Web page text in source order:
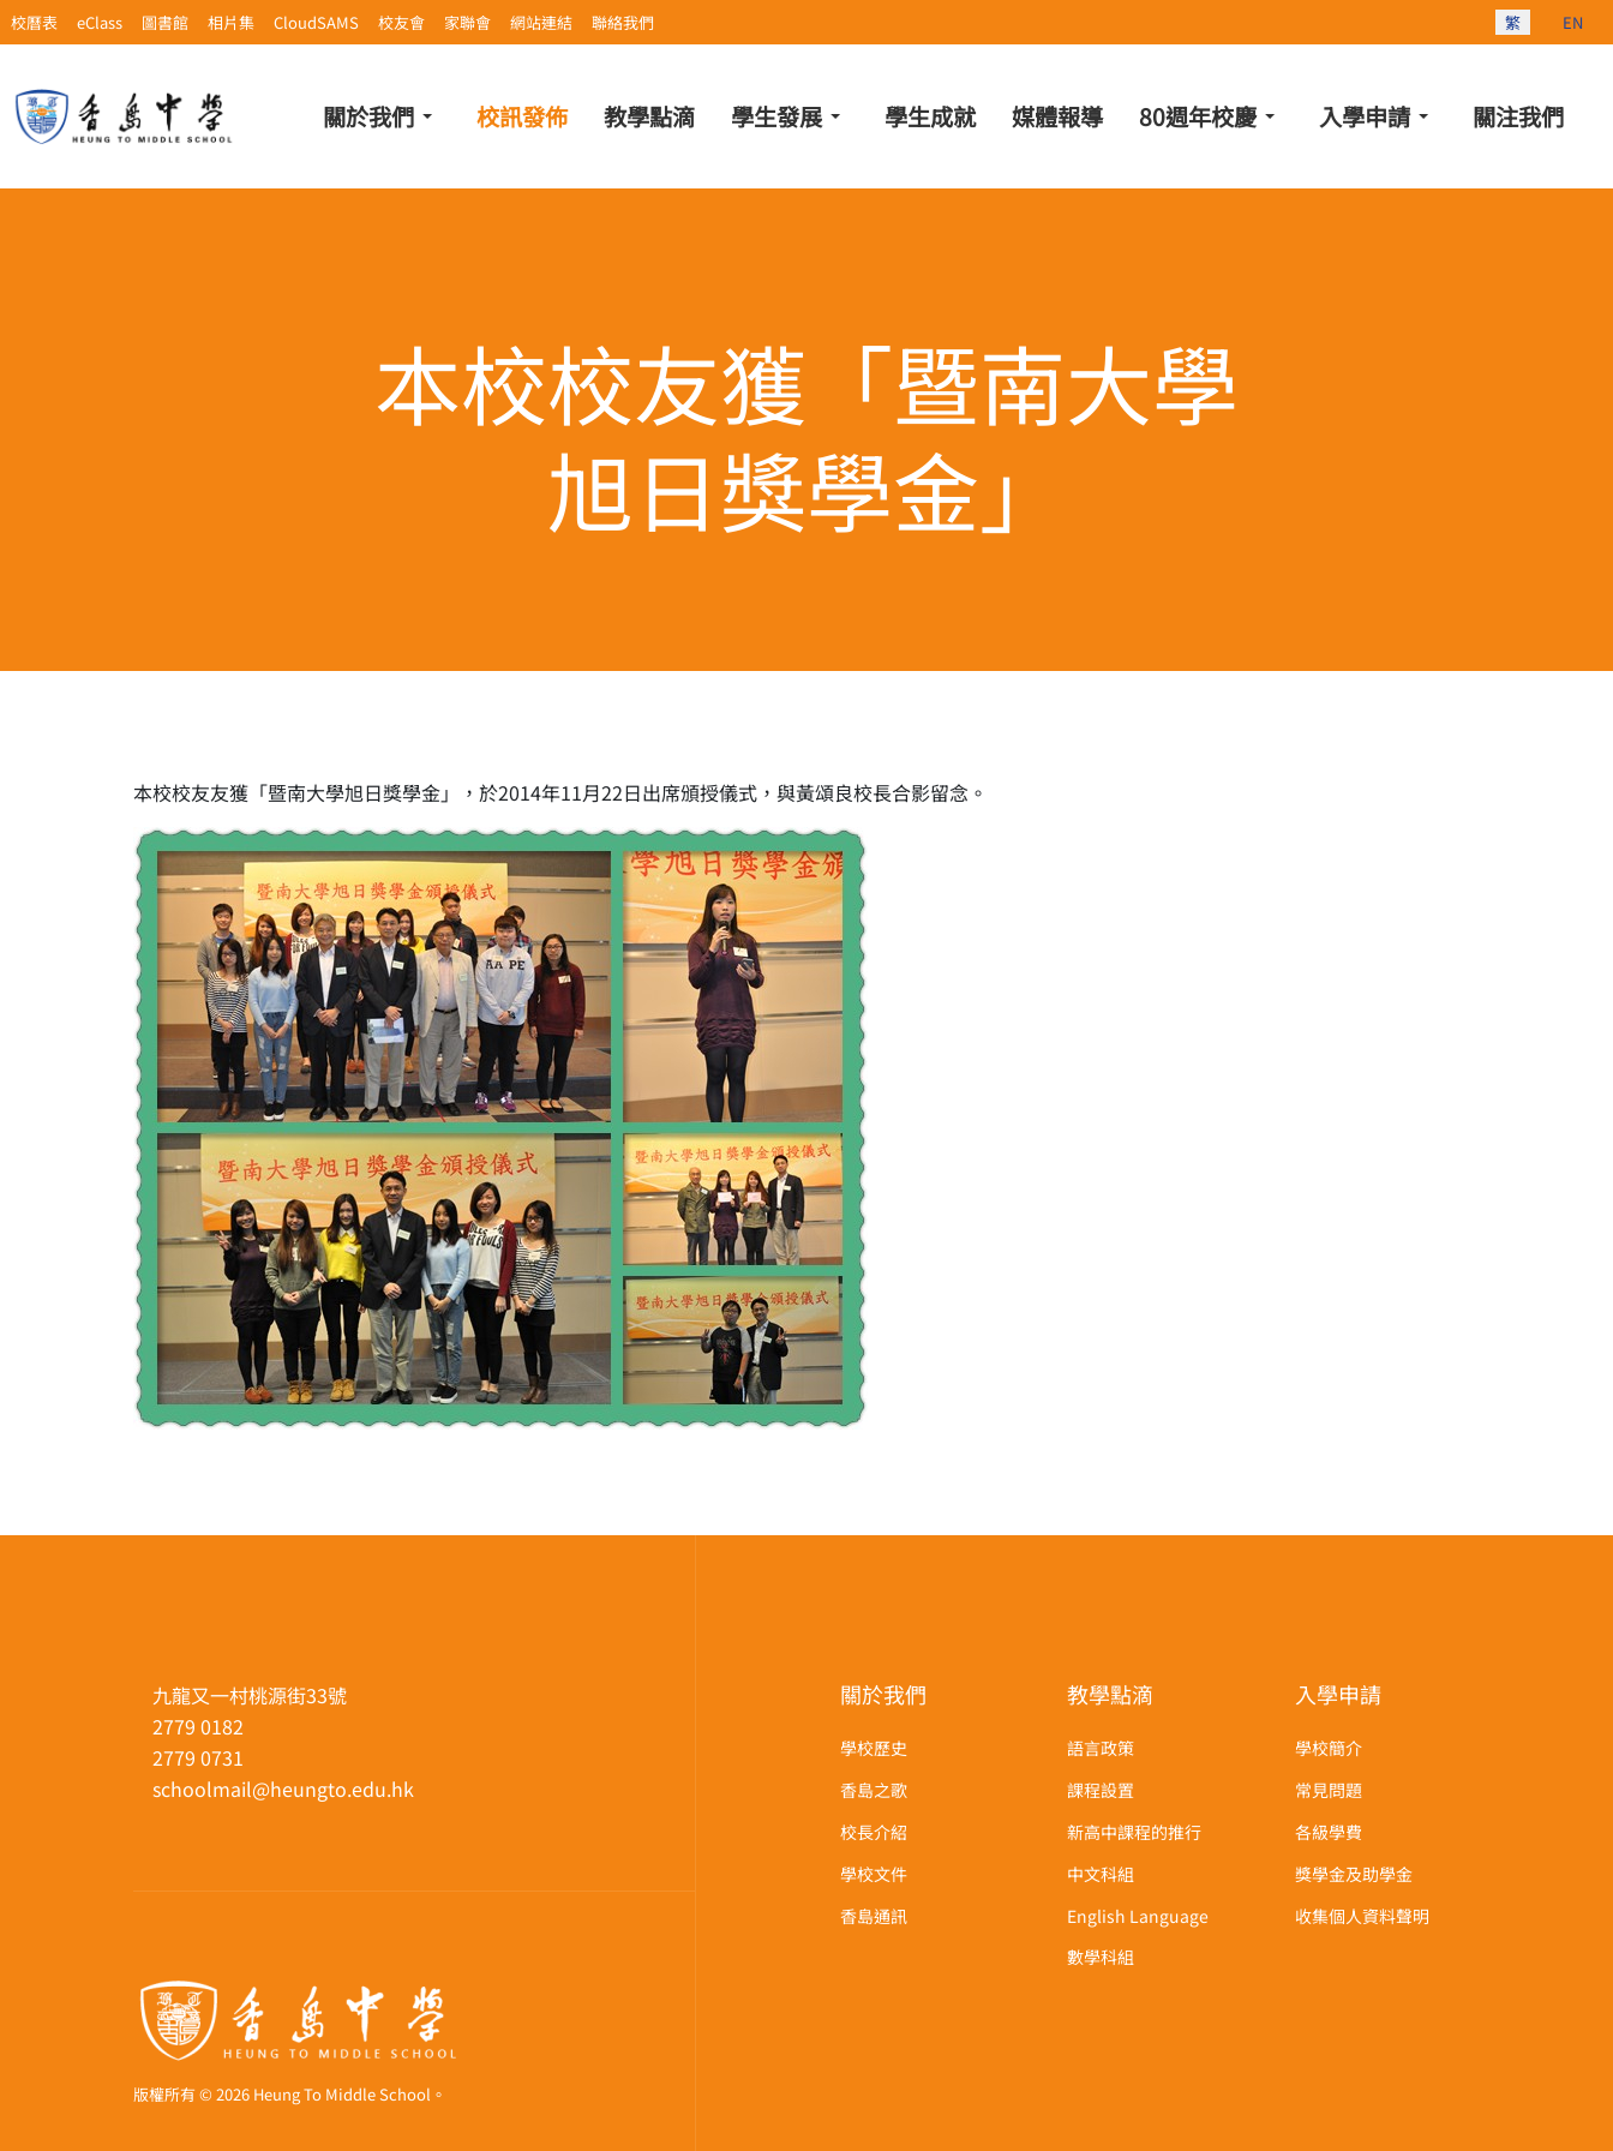
校曆表 eClass 圖書館 相片集 CloudSAMS 校友會 家聯會 網站連結 聯絡我們 選擇你的語言
繁 EN
關於我們 校訊發佈 教學點滴 學生發展 學生成就 媒體報導 80週年校慶 入學申請 關注我們
本校校友獲「暨南大學
旭日獎學金」
本校校友友獲「暨南大學旭日獎學金」，於2014年11月22日出席頒授儀式，與黃頌良校長合影留念。
九龍又一村桃源街33號
2779 0182
2779 0731
schoolmail@heungto.edu.hk
版權所有 © 2026 Heung To Middle School。
關於我們
學校歷史
香島之歌
校長介紹
學校文件
香島通訊
教學點滴
語言政策
課程設置
新高中課程的推行
中文科組
English Language
數學科組
入學申請
學校簡介
常見問題
各級學費
獎學金及助學金
收集個人資料聲明